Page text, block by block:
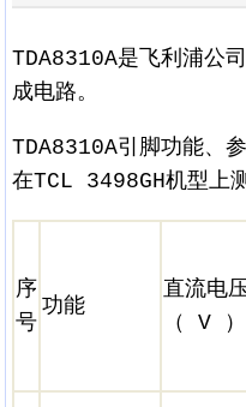
TDA8310A是飞利浦公
成电路。
TDA8310A引脚功能、
在TCL 3498GH机型上
序
号
功能
直流电
（ V ）